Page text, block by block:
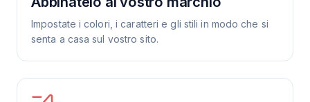
Impostate i colori, i caratteri e gli stili in modo che si
senta a casa sul vostro sito.